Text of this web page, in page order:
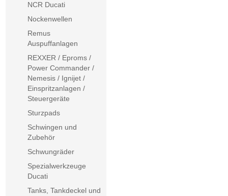
NCR Ducati
Nockenwellen
Remus
Auspuffanlagen
REXXER / Eproms /
Power Commander /
Nemesis / Ignijet /
Einspritzanlagen /
Steuergeräte
Sturzpads
Schwingen und
Zubehör
Schwungräder
Spezialwerkzeuge
Ducati
Tanks, Tankdeckel und